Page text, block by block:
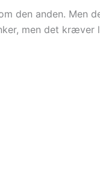
den anden. Men
men det kræver